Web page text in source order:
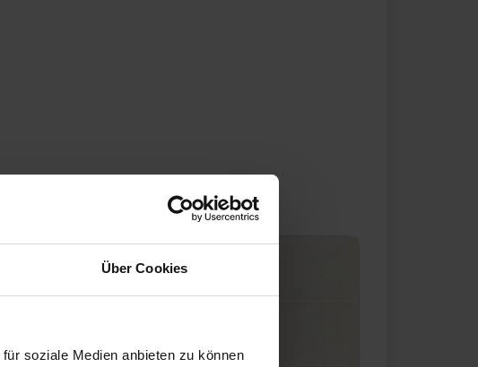
Über Cookies
soziale Medien anbieten zu können